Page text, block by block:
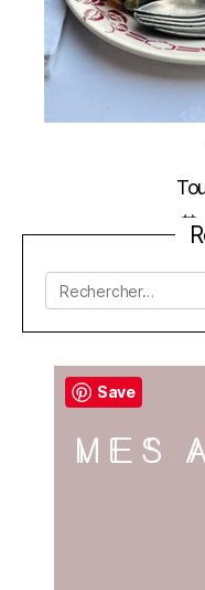
de
Rechercher :
Save